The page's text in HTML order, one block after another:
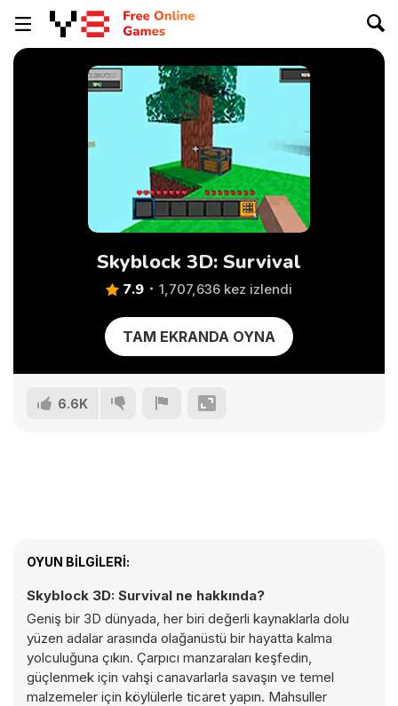
Skyblock 3D: Survival
7.9 1,707,636 kez izlendi
TAM EKRANDA OYNA
6.6K
OYUN BILGILERI:
Skyblock 3D: Survival ne hakkında?
Geniş bir 3D dünyada, her biri değerli kaynaklarla dolu
yüzen adalar arasında olağanüstü bir hayatta kalma
yolculuğuna çıkın. Çarpıcı manzaraları keşfedin,
güçlenmek için vahşi canavarlarla savaşın ve temel
malzemeler için köylülerle ticaret yapın. Mahsuller